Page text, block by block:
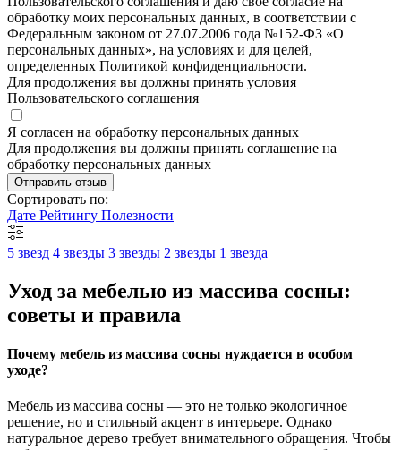
обработку моих персональных данных, в соответствии с
Федеральным законом от 27.07.2006 года №152-ФЗ «О
персональных данных», на условиях и для целей,
определенных Политикой конфиденциальности.
Для продолжения вы должны принять условия
Пользовательского соглашения
Я согласен на обработку персональных данных
Для продолжения вы должны принять соглашение на
обработку персональных данных
Отправить отзыв
Сортировать по:
Дате Рейтингу Полезности
5 звезд 4 звезды 3 звезды 2 звезды 1 звезда
Уход за мебелью из массива сосны:
советы и правила
Почему мебель из массива сосны нуждается в особом
уходе?
Мебель из массива сосны — это не только экологичное
решение, но и стильный акцент в интерьере. Однако
натуральное дерево требует внимательного обращения. Чтобы